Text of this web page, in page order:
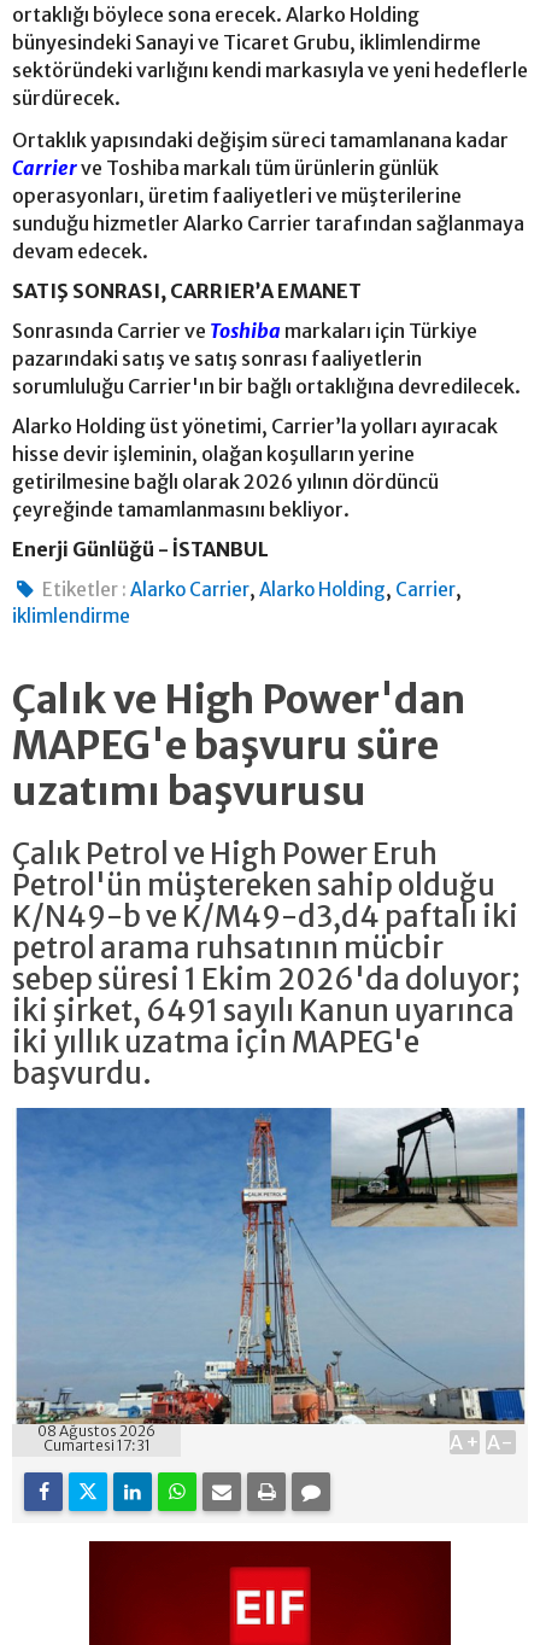
ortaklığı böylece sona erecek. Alarko Holding
bünyesindeki Sanayi ve Ticaret Grubu, iklimlendirme
sektöründeki varlığını kendi markasıyla ve yeni hedeflerle
sürdürecek.
Ortaklık yapısındaki değişim süreci tamamlanana kadar
Carrierve Toshiba markalı tüm ürünlerin günlük
operasyonları, üretim faaliyetleri ve müşterilerine
sunduğu hizmetler Alarko Carrier tarafından sağlanmaya
devam edecek.
SATIŞ SONRASI, CARRIER’A EMANET
Sonrasında Carrier ve Toshiba markaları için Türkiye
pazarındaki satış ve satış sonrası faaliyetlerin
sorumluluğu Carrier'ın bir bağlı ortaklığına devredilecek.
Alarko Holding üst yönetimi, Carrier’la yolları ayıracak
hisse devir işleminin, olağan koşulların yerine
getirilmesine bağlı olarak 2026 yılının dördüncü
çeyreğinde tamamlanmasını bekliyor.
Enerji Günlüğü - İSTANBUL
Etiketler : Alarko Carrier,Alarko Holding, Carrier,
iklimlendirme
Çalık ve High Power'dan
MAPEG'e başvuru süre
uzatımı başvurusu
Çalık Petrol ve High Power Eruh
Petrol'ün müştereken sahip olduğu
K/N49-b ve K/M49-d3,d4 paftalı iki
petrol arama ruhsatının mücbir
sebep süresi 1 Ekim 2026'da doluyor;
iki şirket, 6491 sayılı Kanun uyarınca
iki yıllık uzatma için MAPEG'e
başvurdu.
08 Ağustos 2026
Cumartesi 17:31
A+ A-